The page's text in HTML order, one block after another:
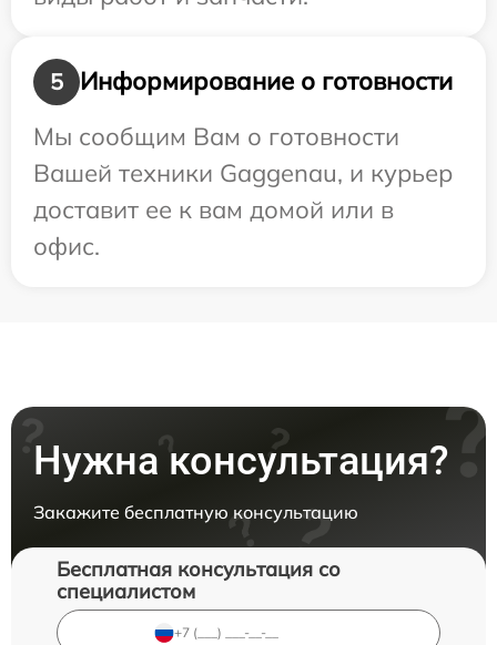
5
Информирование о готовности
Мы сообщим Вам о готовности
Вашей техники Gaggenau, и курьер
доставит ее к вам домой или в
офис.
Нужна консультация?
Закажите бесплатную консультацию
Бесплатная консультация со
специалистом